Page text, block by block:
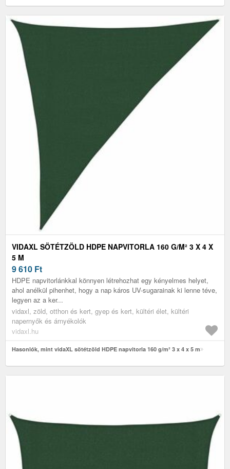
VIDAXL SÖTÉTZÖLD HDPE NAPVITORLA 160 G/M² 3 X 4 X
5 M
9 610 Ft
HDPE napvitorlánkkal könnyen létrehozhat egy kényelmes helyet,
ahol anélkül pihenhet, hogy a nap káros UV-sugarainak ki lenne téve,
legyen az a ker...
vidaxl, zöld, otthon és kert, gyep és kert, kültéri élet, kültéri
napernyők és árnyékolók
vidaxl.hu
Hasonlók, mint vidaXL sötétzöld HDPE napvitorla 160 g/m² 3 x 4 x 5 m